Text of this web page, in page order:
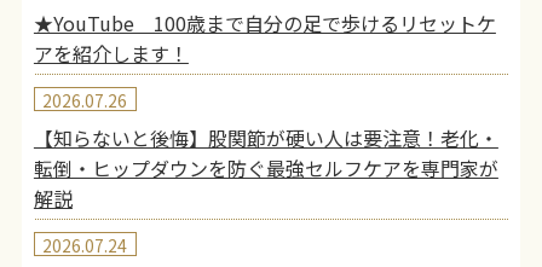
★YouTube 100歳まで自分の足で歩けるリセットケ
アを紹介します！
【知らないと後悔】股関節が硬い人は要注意！老化・
転倒・ヒップダウンを防ぐ最強セルフケアを専門家が
解説
2026.07.26
2026.07.24